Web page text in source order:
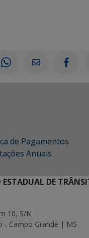
de Pagamentos
Anuais
DE
10, S/N
- Campo Grande | MS